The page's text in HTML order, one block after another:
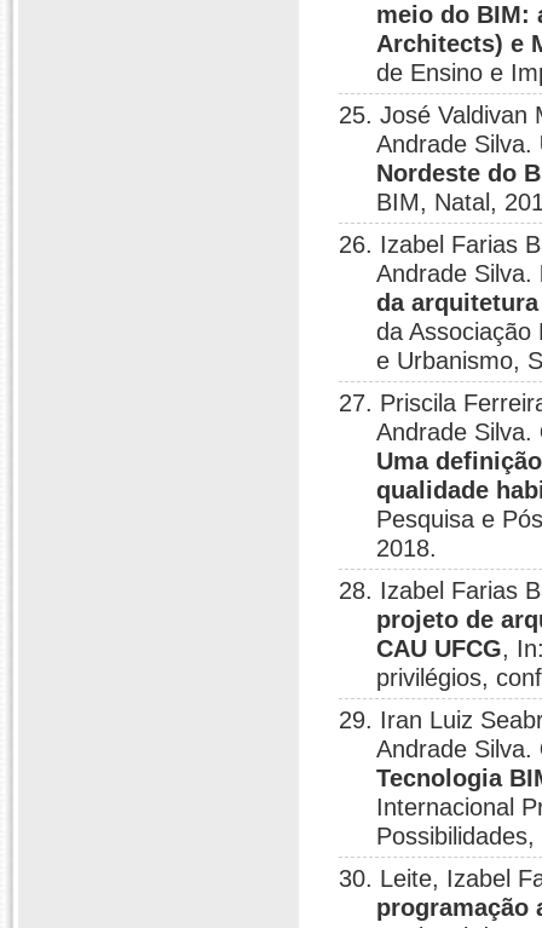
meio do BIM:
Architects) e
de Ensino e
25. José Valdivan
Andrade Silva.
Nordeste do
BIM, Natal,
26. Izabel Farias
Andrade Silva.
da
da Associação
e Urbanismo,
27. Priscila
Andrade Silva.
Uma
qualidade
Pesquisa e
2018.
28. Izabel Farias
projeto de
CAU UFCG,
privilégios,
29. Iran Luiz
Andrade Silva.
Tecnologia
Internacional
30. Leite, Izabel
programação